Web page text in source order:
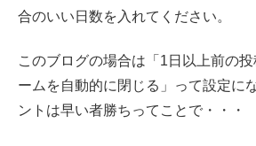
合のいい日数を入れてください。
このブログの場合は「1日以上前の
ームを自動的に閉じる」って設定に
ントは早い者勝ちってことで・・・